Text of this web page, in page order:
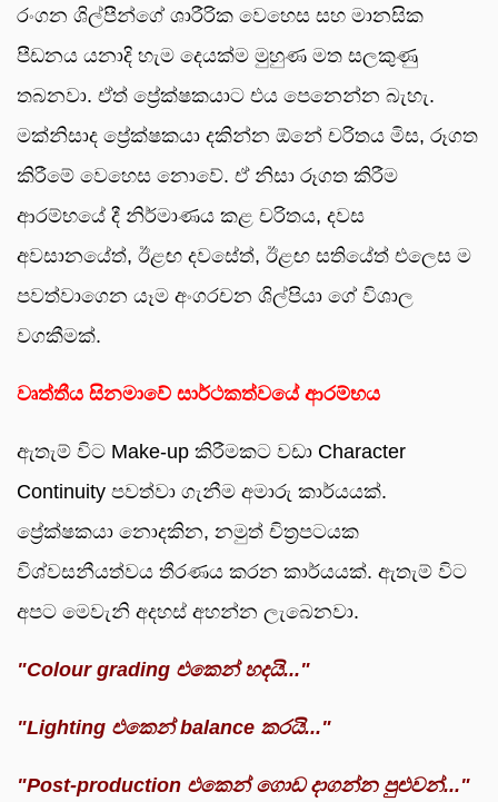
රංගන ශිල්පීන්ගේ ශාරීරික වෙහෙස සහ මානසික
පීඩනය යනාදි හැම දෙයක්ම මුහුණ මත සලකුණු
තබනවා. ඒත් ප්‍රේක්ෂකයාට එය පෙනෙන්න බැහැ.
මක්නිසාද ප්‍රේක්ෂකයා දකින්න ඕනේ චරිතය මිස, රූගත
කිරීමේ වෙහෙස නොවේ. ඒ නිසා රූගත කිරීම
ආරම්භයේ දී නිර්මාණය කළ චරිතය, දවස
අවසානයේත්, ඊළඟ දවසේත්, ඊළඟ සතියේත් එලෙස ම
පවත්වාගෙන යෑම අංගරචන ශිල්පියා ගේ විශාල
වගකීමක්.
වෘත්තීය සිනමාවේ සාර්ථකත්වයේ ආරම්භය
ඇතැම් විට Make-up කිරීමකට වඩා Character
Continuity පවත්වා ගැනීම අමාරු කාර්යයක්.
ප්‍රේක්ෂකයා නොදකින, නමුත් චිත්‍රපටයක
විශ්වසනීයත්වය තීරණය කරන කාර්යයක්. ඇතැම් විට
අපට මෙවැනි අදහස් අහන්න ලැබෙනවා.
"Colour grading එකෙන් හදයි..."
"Lighting එකෙන් balance කරයි..."
"Post-production එකෙන් ගොඩ දාගන්න පුළුවන්..."